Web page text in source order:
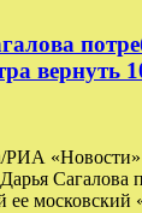
вернуть
РИА «Новости»
Сагалова
московский